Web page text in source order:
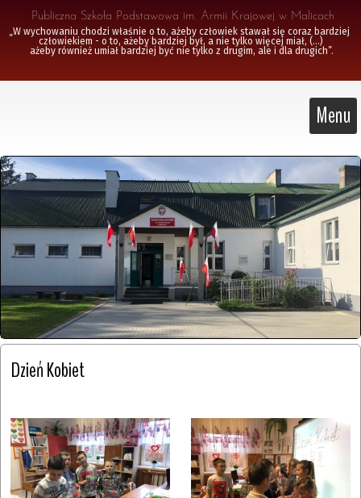
Publiczna Szkoła Podstawowa im. Armii Krajowej w Malicach
„W wychowaniu chodzi właśnie o to, ażeby człowiek stawał się coraz bardziej
człowiekiem - o to, ażeby bardziej był, a nie tylko więcej miał, (...)
ażeby również umiał bardziej być nie tylko z drugim, ale i dla drugich”.
Menu
Dzień Kobiet